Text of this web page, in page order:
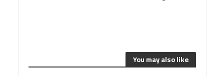
You may also like